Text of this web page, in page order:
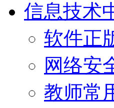
信息技术
软件正
网络安
教师常